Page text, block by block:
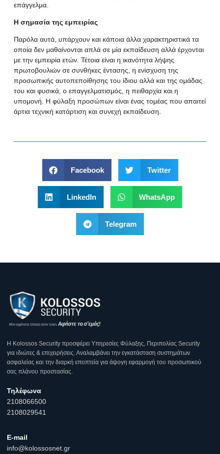
επάγγελμα.
Η σημασία της εμπειρίας
Παρόλα αυτά, υπάρχουν και κάποια άλλα χαρακτηριστικά τα
οποία δεν μαθαίνονται απλά σε μία εκπαίδευση αλλά έρχονται
με την εμπειρία ετών. Τέτοια είναι η ικανότητα λήψης
πρωτοβουλιών σε συνθήκες έντασης, η ενίσχυση της
προσωπικής αυτοπεποίθησης του ίδιου αλλά και της ομάδας
του και φυσικά, ο επαγγελματισμός, η πειθαρχία και η
υπομονή. H φύλαξη προσώπων είναι ένας τομέας που απαιτεί
άρτια τεχνική κατάρτιση και συνεχή εκπαίδευση.
Facebook Twitter
LinkedIn WhatsApp
Telegram
Η Κοlossos Security προσφέρει Υπηρεσίες Φύλαξης, Περιπολίας Security
για ιδιώτες & επιχειρήσεις. Αναλαμβάνει την εγκατάσταση συστημάτων
ασφαλείας και την διαρκή εποπτεία για άψογη εφαρμογή του προσωπικού
σας πλάνου προστασίας.
Τηλέφωνα
2108066500
2108029541
E-mail
info@kolossosnet.gr